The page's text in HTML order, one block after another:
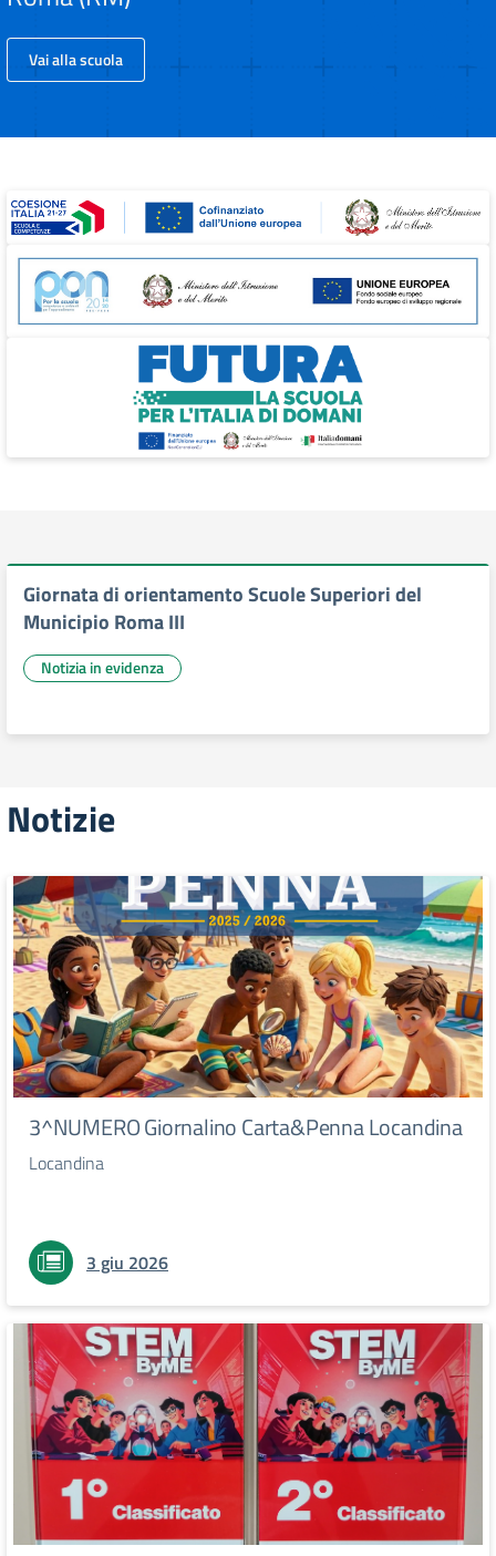
Vai alla scuola
Giornata di orientamento Scuole Superiori del
Municipio Roma III
Notizia in evidenza
Notizie
3^NUMERO Giornalino Carta&Penna Locandina
Locandina
3 giu 2026